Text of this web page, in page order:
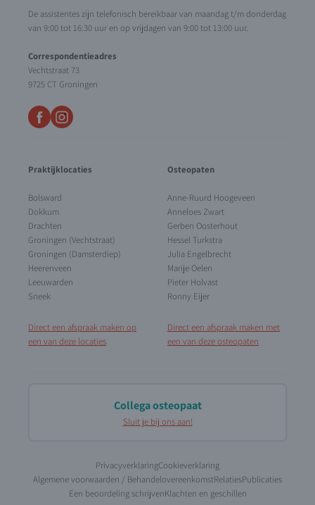
De assistentes zijn telefonisch bereikbaar van maandag t/m donderdag
van 9:00 tot 16:30 uur en op vrijdagen van 9:00 tot 13:00 uur.
Correspondentieadres
Vechtstraat 73
9725 CT Groningen
Praktijklocaties
Bolsward
Dokkum
Drachten
Groningen (Vechtstraat)
Groningen (Damsterdiep)
Heerenveen
Leeuwarden
Sneek
Direct een afspraak maken op
een van deze locaties
Osteopaten
Anne-Ruurd Hoogeveen
Anneloes Zwart
Gerben Oosterhout
Hessel Turkstra
Julia Engelbrecht
Marije Oelen
Pieter Holvast
Ronny Eijer
Direct een afspraak maken met
een van deze osteopaten
Collega osteopaat
Sluit je bij ons aan!
PrivacyverklaringCookieverklaring
Algemene voorwaarden / BehandelovereenkomstRelatiesPublicaties
Een beoordeling schrijvenKlachten en geschillen